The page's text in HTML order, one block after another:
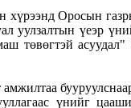
Оросын
үеэр
төвөгтэй
үнийг